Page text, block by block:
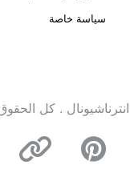
سياسة خاصة